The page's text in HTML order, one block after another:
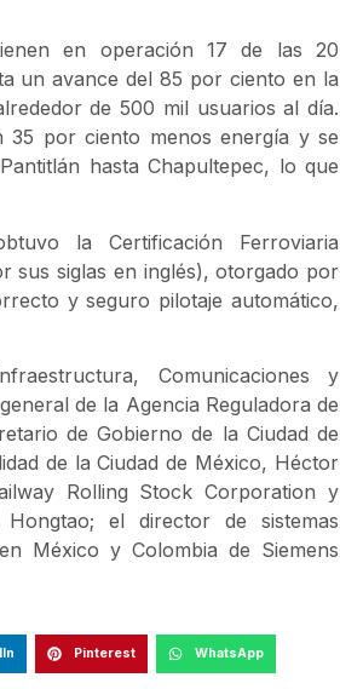
en operación 17 de las 20
un avance del 85 por ciento en la
de 500 mil usuarios al día.
35 por ciento menos energía y se
hasta Chapultepec, lo que
la Certificación Ferroviaria
sus siglas en inglés), otorgado por
y seguro pilotaje automático,
Comunicaciones y
de la Agencia Reguladora de
de Gobierno de la Ciudad de
de la Ciudad de México, Héctor
Rolling Stock Corporation y
el director de sistemas
México y Colombia de Siemens
Pinterest WhatsApp